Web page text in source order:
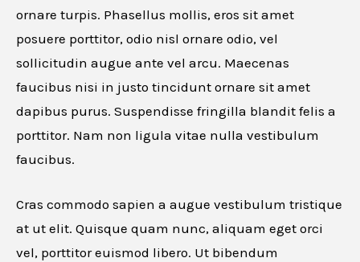
ornare turpis. Phasellus mollis, eros sit amet
posuere porttitor, odio nisl ornare odio, vel
sollicitudin augue ante vel arcu. Maecenas
faucibus nisi in justo tincidunt ornare sit amet
dapibus purus. Suspendisse fringilla blandit felis a
porttitor. Nam non ligula vitae nulla vestibulum
faucibus.
Cras commodo sapien a augue vestibulum tristique
at ut elit. Quisque quam nunc, aliquam eget orci
vel, porttitor euismod libero. Ut bibendum